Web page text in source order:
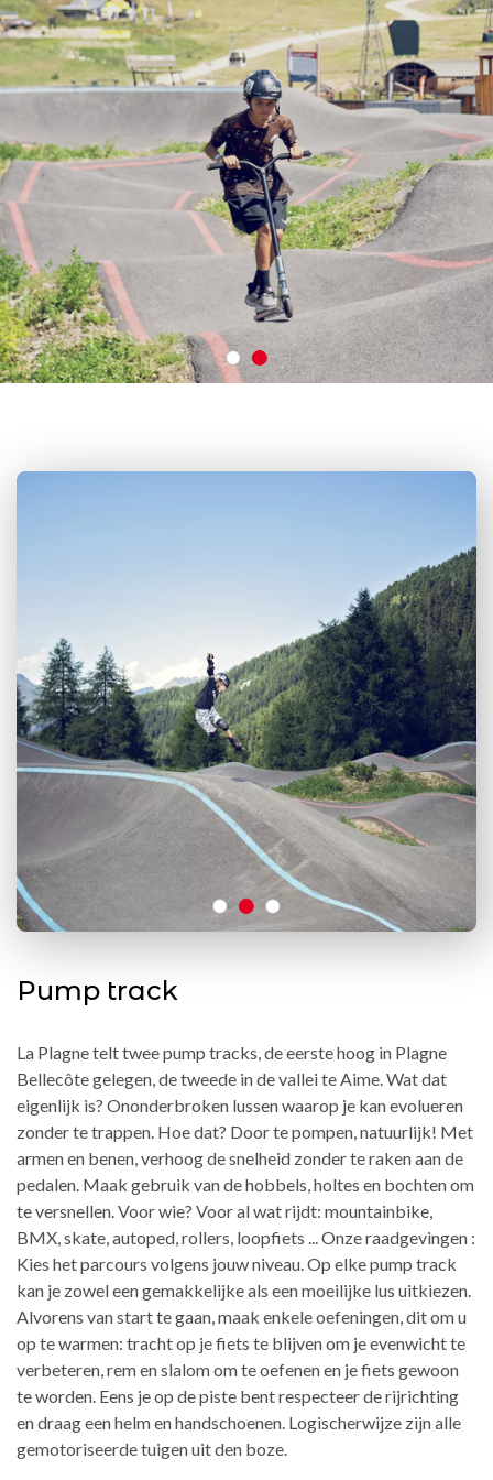
Pump track
La Plagne telt twee pump tracks, de eerste hoog in Plagne
Bellecôte gelegen, de tweede in de vallei te Aime. Wat dat
eigenlijk is? Ononderbroken lussen waarop je kan evolueren
zonder te trappen. Hoe dat? Door te pompen, natuurlijk! Met
armen en benen, verhoog de snelheid zonder te raken aan de
pedalen. Maak gebruik van de hobbels, holtes en bochten om
te versnellen. Voor wie? Voor al wat rijdt: mountainbike,
BMX, skate, autoped, rollers, loopfiets ... Onze raadgevingen :
Kies het parcours volgens jouw niveau. Op elke pump track
kan je zowel een gemakkelijke als een moeilijke lus uitkiezen.
Alvorens van start te gaan, maak enkele oefeningen, dit om u
op te warmen: tracht op je fiets te blijven om je evenwicht te
verbeteren, rem en slalom om te oefenen en je fiets gewoon
te worden. Eens je op de piste bent respecteer de rijrichting
en draag een helm en handschoenen. Logischerwijze zijn alle
gemotoriseerde tuigen uit den boze.